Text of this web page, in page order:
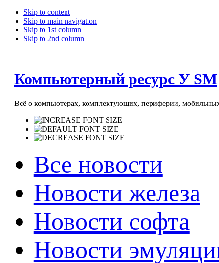
Skip to content
Skip to main navigation
Skip to 1st column
Skip to 2nd column
Компьютерный ресурс У SM
Всё о компьютерах, комплектующих, периферии, мобильных
Все новости
Новости железа
Новости софта
Новости